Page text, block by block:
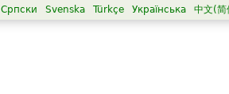
Српски Svenska Türkçe Українська 中文(简